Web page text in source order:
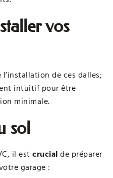
vos
de ces dalles;
intuitif pour être
minimale.
sol
il est crucial de préparer
garage :